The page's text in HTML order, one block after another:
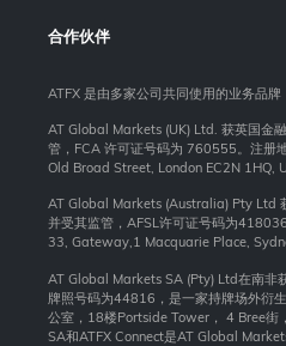
合作伙伴
ATFX 是由多家公司共同使用的业务品牌
AT Global Markets (UK) Ltd. 获英国金
管，FCA 许可证号码为 760555。注册
Old Broad Street, London EC2N 1HQ,
AT Global Markets (Australia) Pty Ltd
并受其监管，AFSL许可证号码为
33, Gateway,1 Macquarie Place,
AT Global Markets SA (Pty) Ltd在南非
牌照号码为44816，是一家持牌场外衍
公室，18楼Portside Tower， 4 Bree街
SA和ATFX Connect是AT Global